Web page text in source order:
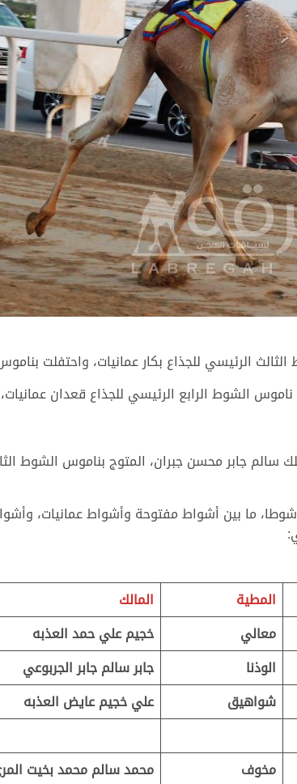
للجذاع بكار عمانيات، واحتفلت بناموس
الرابع الرئيسي للجذاع قعدان عمانيات، محققاً
المطية المالك
معالي خجيم علي حمد العذبه
الوذنا جابر سالم جابر الجربوعي
شواهيق علي خجيم عايض العذبه
مخوف محمد سالم محمد بخيت